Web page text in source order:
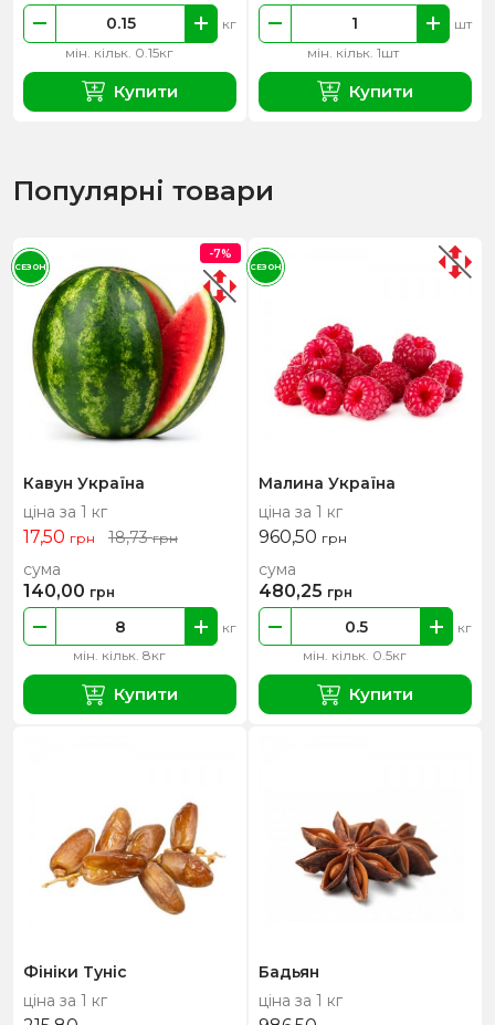
мін. кільк. 0.15кг
кг
Купити
мін. кільк. 1шт
шт
Купити
Популярні товари
Кавун Україна
ціна за 1 кг
17,50 грн 18,73грн
мін. кільк. 8кг
кг
сума
140,00 грн
Купити
-7%
СЕЗОН
Малина Україна
ціна за 1 кг
960,50 грн
мін. кільк. 0.5кг
кг
сума
480,25 грн
Купити
СЕЗОН
Фініки Туніс
ціна за 1 кг
Бадьян
ціна за 1 кг